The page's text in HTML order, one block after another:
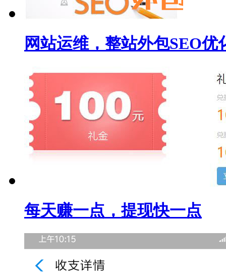
网站运维，整站外包SEO优
每天赚一点，提现快一点